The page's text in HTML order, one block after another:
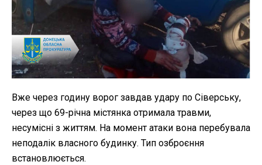
Вже через годину ворог завдав удару по Сіверську,
через що 69-річна містянка отримала травми,
несумісні з життям. На момент атаки вона перебувала
неподалік власного будинку. Тип озброєння
встановлюється.